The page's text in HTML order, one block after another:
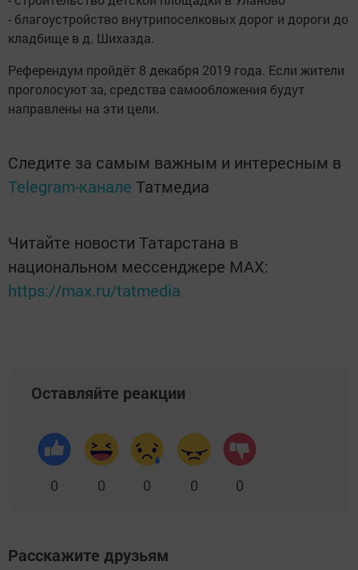
- благоустройство внутрипоселковых дорог и дороги до
кладбище в д. Шихазда.
Референдум пройдёт 8 декабря 2019 года. Если жители
проголосуют за, средства самообложения будут
направлены на эти цели.
Следите за самым важным и интересным в
Telegram-канале Татмедиа
Читайте новости Татарстана в
национальном мессенджере MАХ:
https://max.ru/tatmedia
Оставляйте реакции
0 0 0 0 0
Расскажите друзьям